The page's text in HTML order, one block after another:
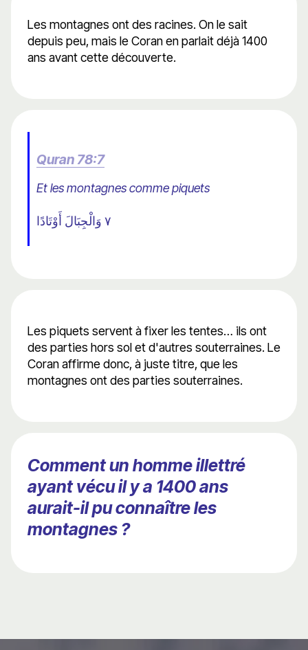
Les montagnes ont des racines. On le sait
depuis peu, mais le Coran en parlait déjà 1400
ans avant cette découverte.
Quran 78:7
Et les montagnes comme piquets
٧ وَالْجِبَالَ أَوْتَادًا
Les piquets servent à fixer les tentes… ils ont
des parties hors sol et d'autres souterraines. Le
Coran affirme donc, à juste titre, que les
montagnes ont des parties souterraines.
Comment un homme illettré
ayant vécu il y a 1400 ans
aurait-il pu connaître les
montagnes ?